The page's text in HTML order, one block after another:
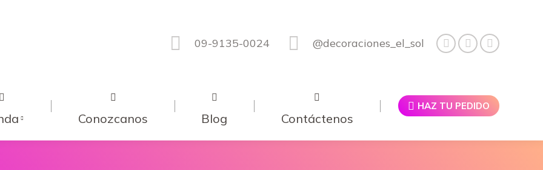
09-9135-0024 @decoraciones_el_sol
Conozcanos Blog Contáctenos
HAZ TU PEDIDO